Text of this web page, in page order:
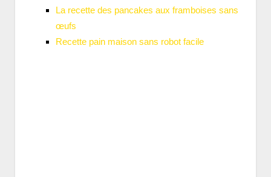
La recette des pancakes aux framboises sans
œufs
Recette pain maison sans robot facile